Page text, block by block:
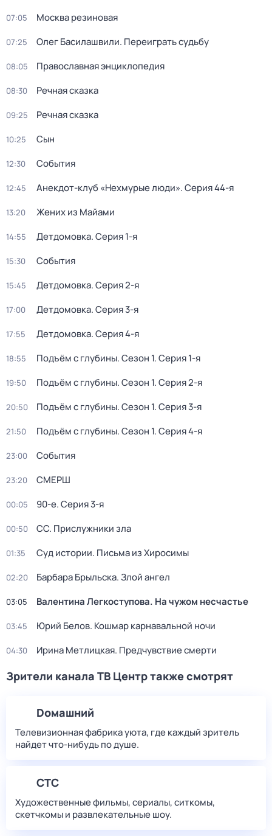
07:05 Москва резиновая
07:25 Олег Басилашвили. Переиграть судьбу
08:05 Православная энциклопедия
08:30 Речная сказка
09:25 Речная сказка
10:25 Сын
12:30 События
12:45 Анекдот-клуб «Нехмурые люди». Серия 44-я
13:20 Жених из Майами
14:55 Детдомовка. Серия 1-я
15:30 События
15:45 Детдомовка. Серия 2-я
17:00 Детдомовка. Серия 3-я
17:55 Детдомовка. Серия 4-я
18:55 Подъём с глубины. Сезон 1. Серия 1-я
19:50 Подъём с глубины. Сезон 1. Серия 2-я
20:50 Подъём с глубины. Сезон 1. Серия 3-я
21:50 Подъём с глубины. Сезон 1. Серия 4-я
23:00 События
23:20 СМЕРШ
00:05 90-е. Серия 3-я
00:50 СС. Прислужники зла
01:35 Суд истории. Письма из Хиросимы
02:20 Барбара Брыльска. Злой ангел
03:05 Валентина Легкоступова. На чужом несчастье
03:45 Юрий Белов. Кошмар карнавальной ночи
04:30 Ирина Метлицкая. Предчувствие смерти
Зрители канала ТВ Центр также смотрят
Dомашний
Телевизионная фабрика уюта, где каждый зритель
найдет что‑нибудь по душе.
СТС
Художественные фильмы, сериалы, ситкомы,
скетчкомы и развлекательные шоу.